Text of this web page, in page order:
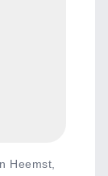
Heemst,